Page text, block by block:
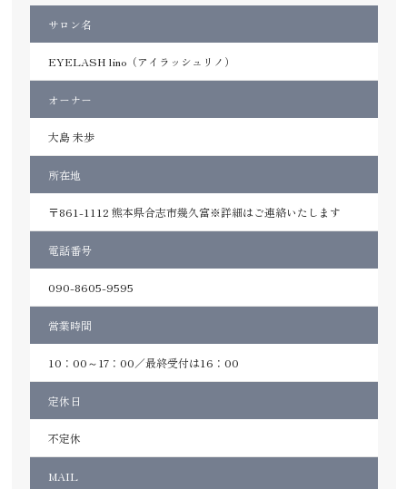
サロン名
EYELASH lino（アイラッシュリノ）
オーナー
大島 未歩
所在地
〒861-1112 熊本県合志市幾久富※詳細はご連絡いたします
電話番号
090-8605-9595
営業時間
10：00～17：00／最終受付は16：00
定休日
不定休
MAIL